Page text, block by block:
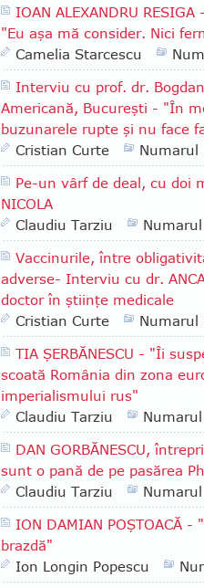
IOAN ALEXANDRU
"Eu aşa mă consider. Nici
Camelia Starcescu
Interviu cu prof. dr.
Americană, Bucureşti - "În
buzunarele rupte şi nu face
Cristian Curte
Numarul
Pe-un vârf de deal, cu doi
NICOLA
Claudiu Tarziu
Vaccinurile, între
adverse- Interviu cu dr.
doctor în ştiinţe medicale
Cristian Curte
Numarul
TIA ŞERBĂNESCU - "Îi
scoată România din zona
imperialismului rus"
Claudiu Tarziu
DAN GORBĂNESCU,
sunt o pană de pe pasărea
Claudiu Tarziu
ION DAMIAN POŞTOACĂ
brazdă"
Ion Longin Popescu